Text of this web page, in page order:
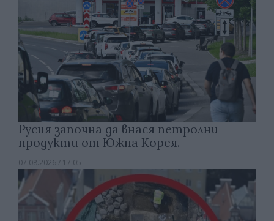
Русия започна да внася петролни
продукти от Южна Корея.
07.08.2026 / 17:05